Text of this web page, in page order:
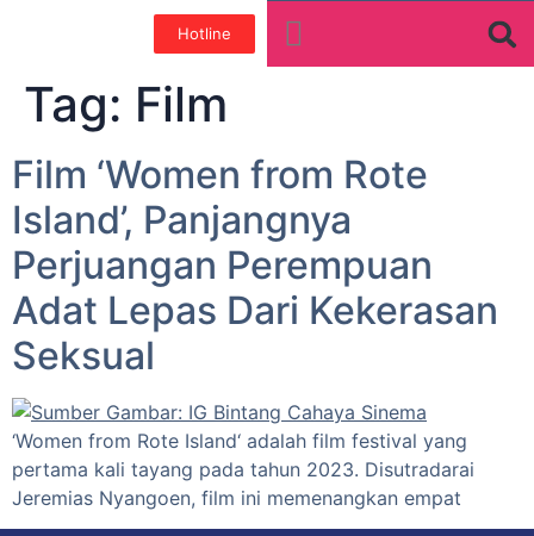
Hotline
Tag: Film
Film ‘Women from Rote
Island’, Panjangnya
Perjuangan Perempuan
Adat Lepas Dari Kekerasan
Seksual
‘Women from Rote Island‘ adalah film festival yang
pertama kali tayang pada tahun 2023. Disutradarai
Jeremias Nyangoen, film ini memenangkan empat